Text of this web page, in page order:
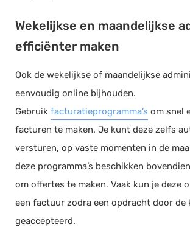
Wekelijkse en maandelijkse
efficiënter maken
Ook de wekelijkse of maandelijkse
eenvoudig online bijhouden.
Gebruik facturatieprogramma’s om snel
facturen te maken. Je kunt deze zelfs
versturen, op vaste momenten in de
deze programma’s beschikken
om offertes te maken. Vaak kun je deze
een factuur zodra een opdracht door de
geaccepteerd.